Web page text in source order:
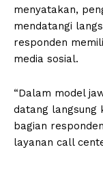
menyatakan,
mendatangi
responden
media sosial.
“Dalam model
datang langsung
bagian
layanan call